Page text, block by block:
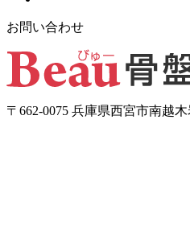
お問い合わせ
〒662-0075 兵庫県西宮市南越